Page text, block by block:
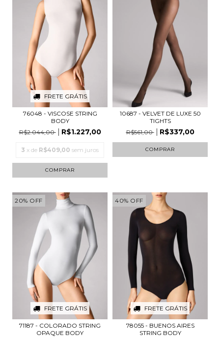
FRETE GRÁTIS
76048 - VISCOSE STRING
BODY
R$2.044,00
R$1.227,00
3 x de R$409,00 sem juros
COMPRAR
10687 - VELVET DE LUXE 50
TIGHTS
R$561,00
R$337,00
COMPRAR
20% OFF
FRETE GRÁTIS
71187 - COLORADO STRING
OPAQUE BODY
40% OFF
FRETE GRÁTIS
78055 - BUENOS AIRES
STRING BODY